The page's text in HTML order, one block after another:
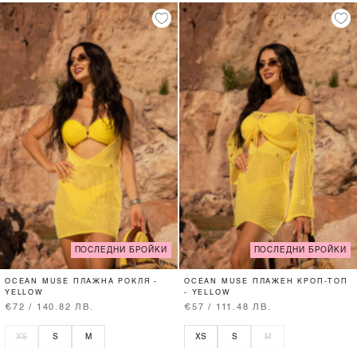
ПОСЛЕДНИ БРОЙКИ
OCEAN MUSE ПЛАЖНА РОКЛЯ -
YELLOW
€72 / 140.82 ЛВ.
XS S M
ПОСЛЕДНИ БРОЙКИ
OCEAN MUSE ПЛАЖЕН КРОП-ТОП
- YELLOW
€57 / 111.48 ЛВ.
XS S M